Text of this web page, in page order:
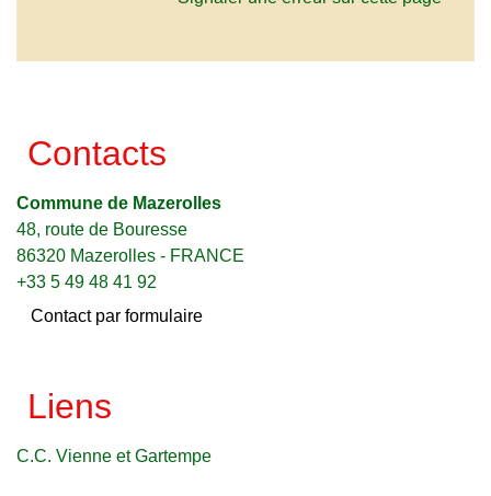
Contacts
Commune de Mazerolles
48, route de Bouresse
86320 Mazerolles - FRANCE
+33 5 49 48 41 92
Contact par formulaire
Liens
C.C. Vienne et Gartempe